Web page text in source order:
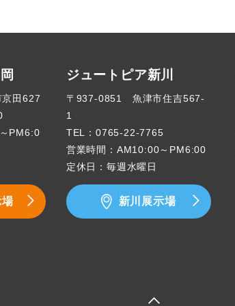
田627
PM6:0
ジュートピア新川
〒937-0851 魚津市住吉567-
1
TEL：0765-22-7765
営業時間：AM10:00～PM6:00
定休日：毎週水曜日
新川展示場